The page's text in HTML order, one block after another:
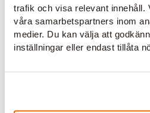
trafik och visa relevant innehåll.
våra samarbetspartners inom
medier. Du kan välja att
inställningar eller endast tillåta